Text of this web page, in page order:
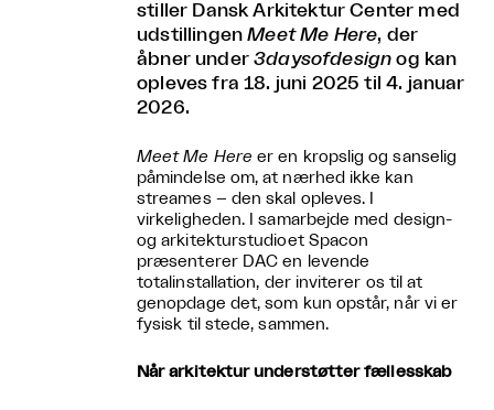
stiller Dansk Arkitektur Center med
udstillingenMeet Me Here, der
åbner under3daysofdesign og kan
opleves fra 18. juni 2025 til 4. januar
2026.
Meet Me Here er en kropslig og sanselig
påmindelse om, at nærhed ikke kan
streames – den skal opleves. I
virkeligheden. I samarbejde med design-
og arkitekturstudioet Spacon
præsenterer DAC en levende
totalinstallation, der inviterer os til at
genopdage det, som kun opstår, når vi er
fysisk til stede, sammen.
Når arkitektur understøtter fællesskab